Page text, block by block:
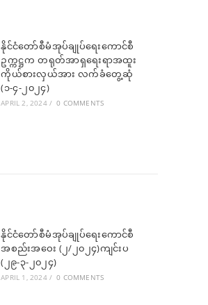
နိုင်ငံတော်စီမံအုပ်ချုပ်ရေးကောင်စီ
ဥက္ကဋ္ဌက တရုတ်အာရှရေးရာအထူး
ကိုယ်စားလှယ်အား လက်ခံတွေ့ဆုံ
(၁-၄-၂၀၂၄)
APRIL 2, 2024 / 0 COMMENTS
နိုင်ငံတော်စီမံအုပ်ချုပ်ရေးကောင်စီ
အစည်းအဝေး (၂/၂၀၂၄)ကျင်းပ
(၂၉-၃-၂၀၂၄)
APRIL 1, 2024 / 0 COMMENTS